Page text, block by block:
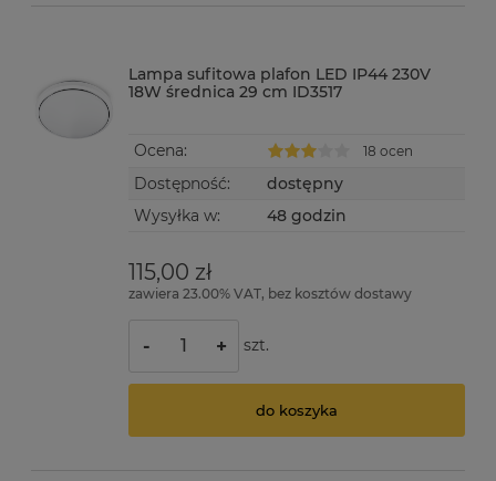
Lampa sufitowa plafon LED IP44 230V
18W średnica 29 cm ID3517
Ocena: 18 ocen
Dostępność:
dostępny
Wysyłka w:
48 godzin
115,00 zł
zawiera 23.00% VAT, bez kosztów dostawy
- + szt.
do koszyka